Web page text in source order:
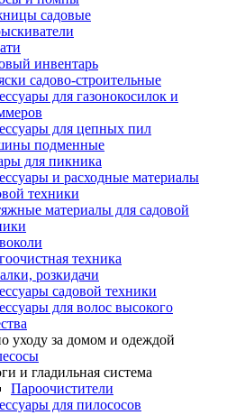
садовые
инвентарь
садово-строительные
для газонокосилок и
для цепных пил
подменные
для пикника
и расходные материалы
техники
материалы для садовой
техника
розкидачи
садовой техники
для волос высокого
уходу за домом и одеждой
и гладильная система
Пароочистители
для пилососов